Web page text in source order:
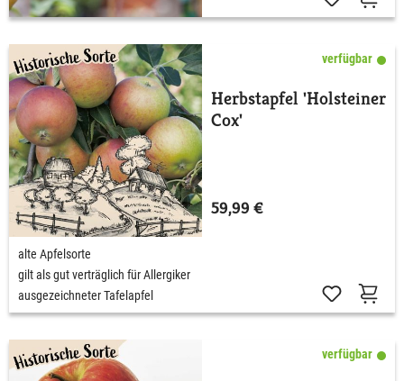
verfügbar
Herbstapfel 'Holsteiner
Cox'
59,99 €
alte Apfelsorte
gilt als gut verträglich für Allergiker
ausgezeichneter Tafelapfel
verfügbar